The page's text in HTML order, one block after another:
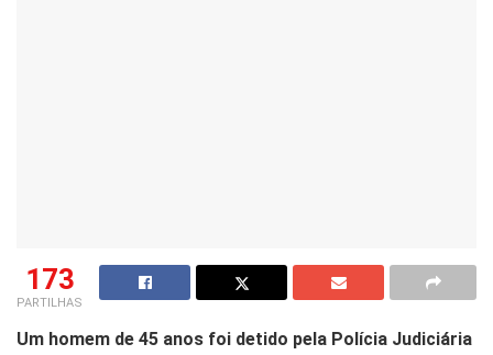
173
PARTILHAS
Um homem de 45 anos foi detido pela Polícia Judiciária